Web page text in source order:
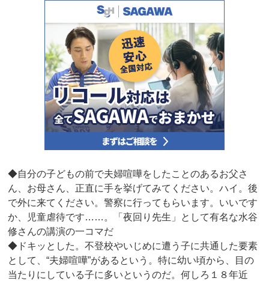
◆自分の子どもの前で夫婦喧嘩をしたことのあるお父さ
ん、お母さん、正直に手を挙げてみてください。ハイ。後
で外に来てください。警察に行ってもらいます。いいです
か、児童虐待です……。「夜回り先生」として有名な水谷
修さんの講演の一コマだ
◆ドキッとした。不登校やいじめに遭う子に共通した要素
として、“夫婦喧嘩”があるという。特に幼い頃から、目の
当たりにしている子に多いというのだ。何しろ１８年近